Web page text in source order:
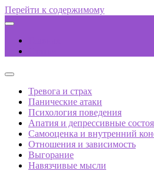
Перейти к содержимому
Тревога и страх
Панические атаки
Психология поведения
Апатия и депрессивные
Самооценка и внутренний
Отношения и зависимость
Выгорание
Навязчивые мысли